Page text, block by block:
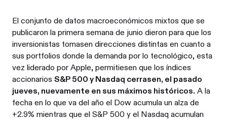
El conjunto de datos macroeconómicos mixtos que se
publicaron la primera semana de junio dieron para que los
inversionistas tomasen direcciones distintas en cuanto a
sus portfolios donde la demanda por lo tecnológico, esta
vez liderado por Apple, permitiesen que los índices
accionarios S&P 500 y Nasdaq cerrasen, el pasado
jueves, nuevamente en sus máximos históricos. A la
fecha en lo que va del año el Dow acumula un alza de
+2.9% mientras que el S&P 500 y el Nasdaq acumulan